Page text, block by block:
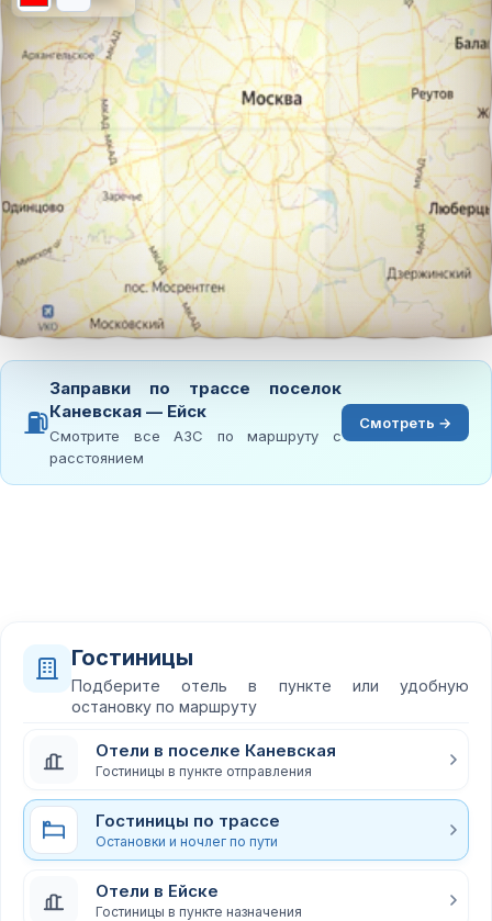
⛽
Заправки по трассе поселок
Каневская — Ейск
Смотрите все АЗС по маршруту с
расстоянием
Смотреть →
Гостиницы
Подберите отель в пункте или удобную
остановку по маршруту
Отели в поселке Каневская
Гостиницы в пункте отправления
Гостиницы по трассе
Остановки и ночлег по пути
Отели в Ейске
Гостиницы в пункте назначения